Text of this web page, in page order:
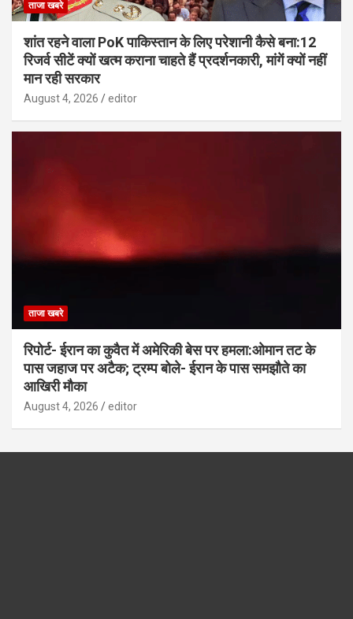
ताजा खबरे
शांत रहने वाला PoK पाकिस्तान के लिए परेशानी कैसे बना:12
रिजर्व सीटें क्यों खत्म कराना चाहते हैं प्रदर्शनकारी, मांगें क्यों नहीं
मान रही सरकार
August 4, 2026 editor
ताजा खबरे
रिपोर्ट- ईरान का कुवैत में अमेरिकी बेस पर हमला:ओमान तट के
पास जहाज पर अटैक; ट्रम्प बोले- ईरान के पास समझौते का
आखिरी मौका
August 4, 2026 editor